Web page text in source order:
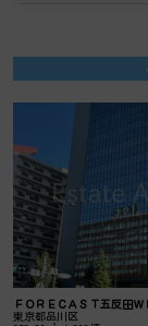
ＦＯＲＥＣＡＳＴ五反田Ｗ
東京都品川区